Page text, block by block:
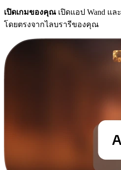
เปิดเกมของคุณ เปิดแอป Wand แล
โดยตรงจากไลบรารีของคุณ